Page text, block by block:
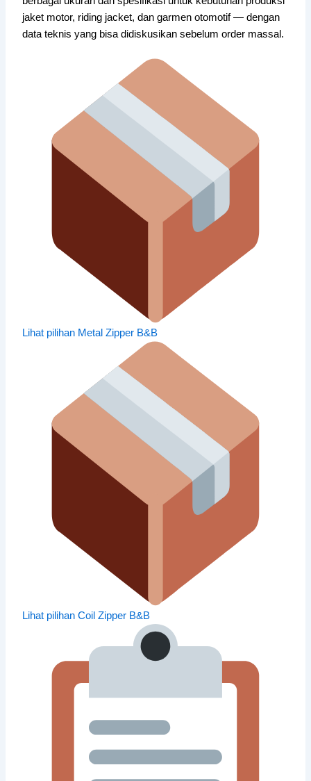
jaket motor, riding jacket, dan garmen otomotif — dengan
data teknis yang bisa didiskusikan sebelum order massal.
Lihat pilihan Metal Zipper B&B
Lihat pilihan Coil Zipper B&B